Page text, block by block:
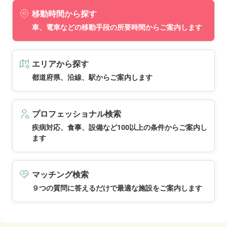
移動時間から探す
車、電車などの移動手段の所要時間からご案内します
エリアから探す
都道府県、沿線、駅からご案内します
プロフェッショナル検索
疾病対応、食事、設備など100以上の条件からご案内し
ます
マッチング検索
９つの質問に答えるだけで最適な施設をご案内します